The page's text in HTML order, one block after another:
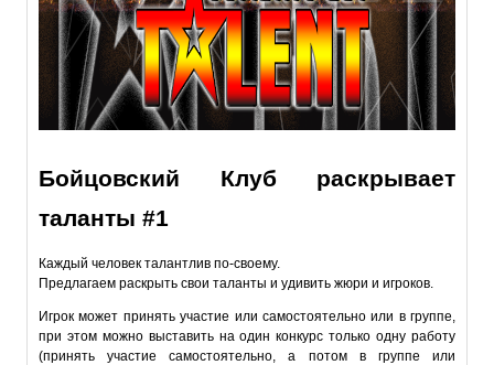
Бойцовский Клуб раскрывает
таланты #1
Каждый человек талантлив по-своему.
Предлагаем раскрыть свои таланты и удивить жюри и игроков.
Игрок может принять участие или самостоятельно или в группе,
при этом можно выставить на один конкурс только одну работу
(принять участие самостоятельно, а потом в группе или